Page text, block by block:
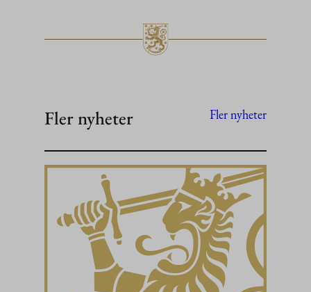
Fler nyheter Fler nyheter